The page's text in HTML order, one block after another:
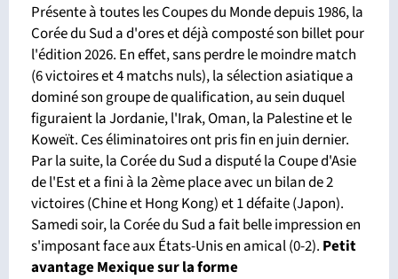
Présente à toutes les Coupes du Monde depuis 1986, la
Corée du Sud a d'ores et déjà composté son billet pour
l'édition 2026. En effet, sans perdre le moindre match
(6 victoires et 4 matchs nuls), la sélection asiatique a
dominé son groupe de qualification, au sein duquel
figuraient la Jordanie, l'Irak, Oman, la Palestine et le
Koweït. Ces éliminatoires ont pris fin en juin dernier.
Par la suite, la Corée du Sud a disputé la Coupe d'Asie
de l'Est et a fini à la 2ème place avec un bilan de 2
victoires (Chine et Hong Kong) et 1 défaite (Japon).
Samedi soir, la Corée du Sud a fait belle impression en
s'imposant face aux États-Unis en amical (0-2). Petit
avantage Mexique sur la forme